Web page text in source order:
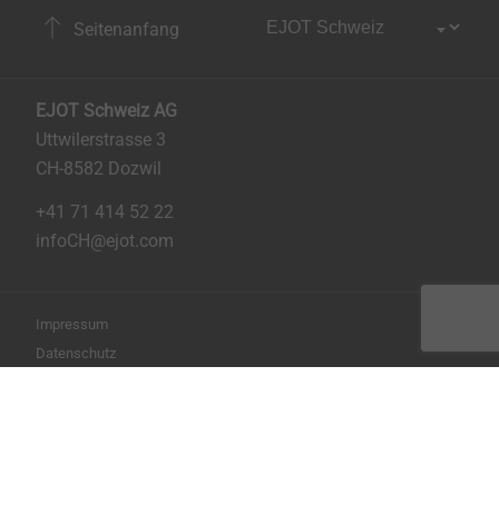
Seitenanfang
EJOT Schweiz AG
Uttwilerstrasse 3
CH-8582 Dozwil
+41 71 414 52 22
infoCH@ejot.com
Impressum
Datenschutz